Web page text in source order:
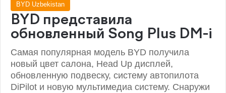
BYD Uzbekistan
BYD представила
обновленный Song Plus DM-i
Самая популярная модель BYD получила
новый цвет салона, Head Up дисплей,
обновленную подвеску, систему автопилота
DiPilot и новую мультимедиа систему. Снаружи